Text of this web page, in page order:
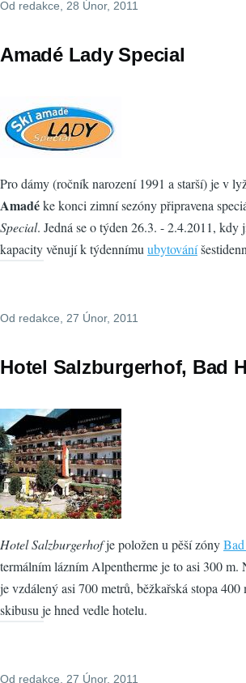
Od redakce , 28 Únor, 2011
Amadé Lady Special
Pro dámy (ročník narození 1991 a starší) je v
Amadéke konci zimní sezóny připravena
Special. Jedná se o týden 26.3. - 2.4.2011,
kapacity věnují k týdennímu ubytování
Od redakce , 27 Únor, 2011
Hotel Salzburgerhof, Bad
Hotel Salzburgerhofje položen u pěší zóny
termálním lázním Alpentherme je to asi 300
je vzdálený asi 700 metrů, běžkařská stopa 400
skibusu je hned vedle hotelu.
Od redakce , 27 Únor, 2011